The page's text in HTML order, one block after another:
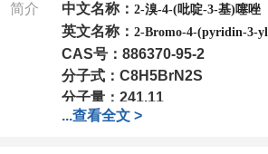
简介 中文名称： 2-溴-4-(吡啶-3-基)噻唑
英文名称： 2-Bromo-4-(pyridin-3-
CAS号： 886370-95-2
分子式： C8H5BrN2S
分子量： 241.11
包装：1Mg ; 5Mg;10Mg
...查看全文 >